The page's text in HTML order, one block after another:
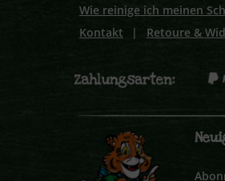
Wie reinige ich meinen
Kontakt
| Retoure &